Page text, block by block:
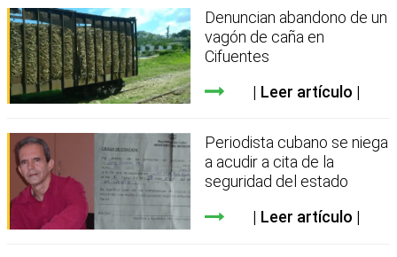
Denuncian abandono de un
vagón de caña en
Cifuentes
Leer artículo
Periodista cubano se niega
a acudir a cita de la
seguridad del estado
Leer artículo